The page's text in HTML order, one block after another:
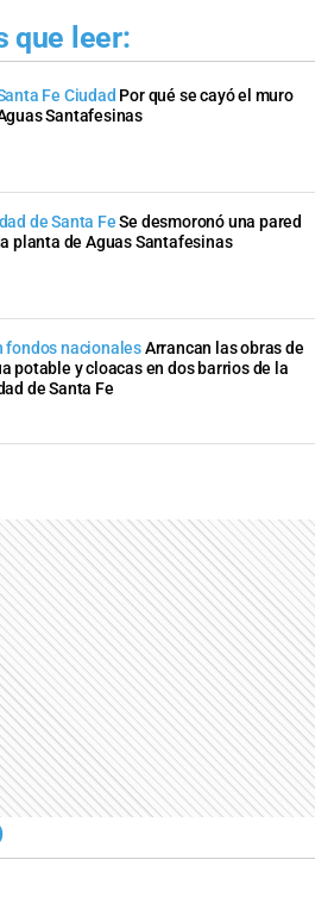
que leer:
Fe Ciudad Por qué se cayó el muro
Santafesinas
de Santa Fe Se desmoronó una pared
planta de Aguas Santafesinas
fondos nacionalesArrancan las obras de
potable y cloacas en dos barrios de la
de Santa Fe